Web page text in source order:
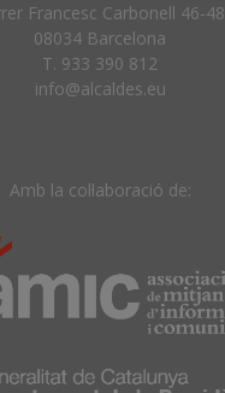
Francesc Carbonell 46-48
08034 Barcelona
T. 933 390 812
info@alcaldes.eu
Amb la col·laboració de: